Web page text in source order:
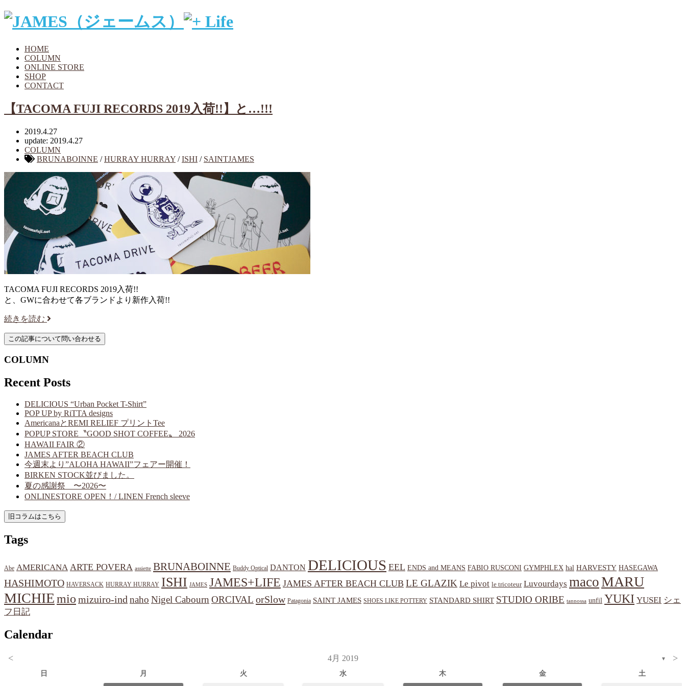
HOME
COLUMN
ONLINE STORE
SHOP
CONTACT
【TACOMA FUJI RECORDS 2019入荷!!】と…!!!
2019.4.27
update: 2019.4.27
COLUMN
BRUNABOINNE /HURRAY HURRAY /ISHI / SAINTJAMES
TACOMA FUJI RECORDS 2019入荷!!
と、GWに合わせて各ブランドより新作入荷!!
続きを読む
COLUMN
Recent Posts
DELICIOUS “Urban Pocket T-Shirt”
POP UP by RiTTA designs
AmericanaとREMI RELIEF プリントTee
POPUP STORE〝GOOD SHOT COFFEE〟 2026
HAWAII FAIR ②
JAMES AFTER BEACH CLUB
今週末より”ALOHA HAWAII”フェアー開催！
BIRKEN STOCK並びました。
夏の感謝祭 〜2026〜
ONLINESTORE OPEN！/ LINEN French sleeve
Tags
Abe AMERICANA ARTE POVERA assiette BRUNABOINNE Buddy Optical DANTON DELICIOUS EEL ENDS and MEANS FABIO RUSCONI GYMPHLEX hal HARVESTY HASEGAWA
HASHIMOTO HAVERSACK HURRAY HURRAY ISHI JAMES JAMES+LIFE JAMES AFTER BEACH CLUB LE GLAZIK Le pivot le tricoteur Luvourdays macoMARU
MICHIEmio mizuiro-ind naho Nigel Cabourn ORCIVAL orSlow Patagonia SAINT JAMES SHOES LIKE POTTERY STANDARD SHIRT STUDIO ORIBE tannossa unfil YUKI YUSEI シェ
フ日記
Calendar
< 4月 2019 ▼ >
日 月 火 水 木 金 土